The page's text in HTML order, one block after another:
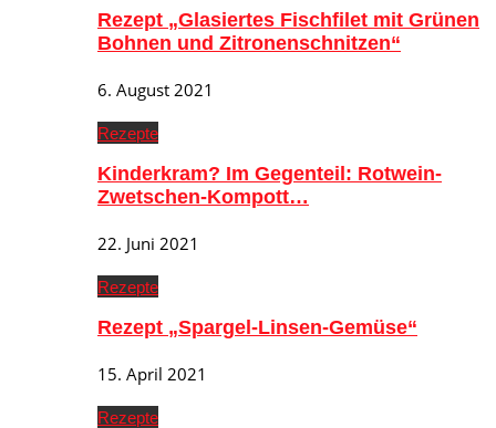
Rezept „Glasiertes Fischfilet mit Grünen
Bohnen und Zitronenschnitzen“
6. August 2021
Rezepte
Kinderkram? Im Gegenteil: Rotwein-
Zwetschen-Kompott…
22. Juni 2021
Rezepte
Rezept „Spargel-Linsen-Gemüse“
15. April 2021
Rezepte